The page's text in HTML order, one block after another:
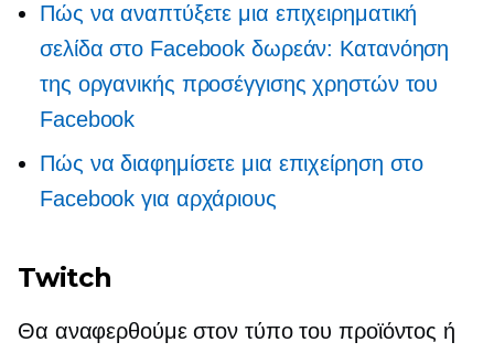
Πώς να αναπτύξετε μια επιχειρηματική
σελίδα στο Facebook δωρεάν: Κατανόηση
της οργανικής προσέγγισης χρηστών του
Facebook
Πώς να διαφημίσετε μια επιχείρηση στο
Facebook για αρχάριους
Twitch
Θα αναφερθούμε στον τύπο του προϊόντος ή